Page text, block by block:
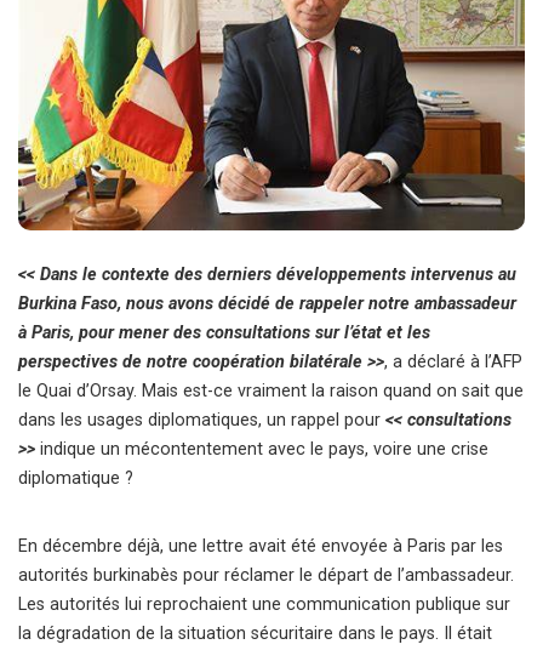
<< Dans le contexte des derniers développements intervenus au
Burkina Faso, nous avons décidé de rappeler notre ambassadeur
à Paris, pour mener des consultations sur l’état et les
perspectives de notre coopération bilatérale >>, a déclaré à l’AFP
le Quai d’Orsay. Mais est-ce vraiment la raison quand on sait que
dans les usages diplomatiques, un rappel pour << consultations
>> indique un mécontentement avec le pays, voire une crise
diplomatique ?
En décembre déjà, une lettre avait été envoyée à Paris par les
autorités burkinabès pour réclamer le départ de l’ambassadeur.
Les autorités lui reprochaient une communication publique sur
la dégradation de la situation sécuritaire dans le pays. Il était